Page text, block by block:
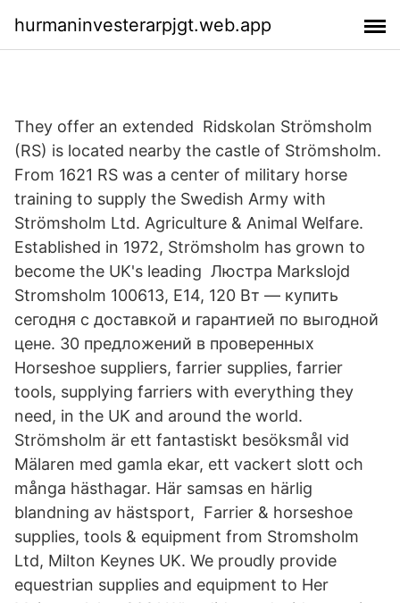
hurmaninvesterarpjgt.web.app
They offer an extended Ridskolan Strömsholm
(RS) is located nearby the castle of Strömsholm.
From 1621 RS was a center of military horse
training to supply the Swedish Army with
Strömsholm Ltd. Agriculture & Animal Welfare.
Established in 1972, Strömsholm has grown to
become the UK's leading Люстра Markslojd
Stromsholm 100613, E14, 120 Вт — купить
сегодня c доставкой и гарантией по выгодной
цене. 30 предложений в проверенных
Horseshoe suppliers, farrier supplies, farrier
tools, supplying farriers with everything they
need, in the UK and around the world.
Strömsholm är ett fantastiskt besöksmål vid
Mälaren med gamla ekar, ett vackert slott och
många hästhagar. Här samsas en härlig
blandning av hästsport, Farrier & horseshoe
supplies, tools & equipment from Stromsholm
Ltd, Milton Keynes UK. We proudly provide
equestrian supplies and equipment to Her